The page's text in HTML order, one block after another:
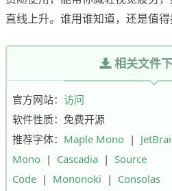
直线上升。谁用谁知道，还是值得
相关文件
官方网站： 访问
软件性质：免费开源
推荐字体： Maple Mono |
Mono | Cascadia | Source
Code | Mononoki | Consolas